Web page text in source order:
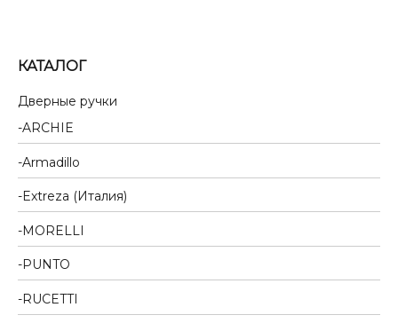
КАТАЛОГ
Дверные ручки
ARCHIE
Armadillo
Extreza (Италия)
MORELLI
PUNTO
RUCETTI